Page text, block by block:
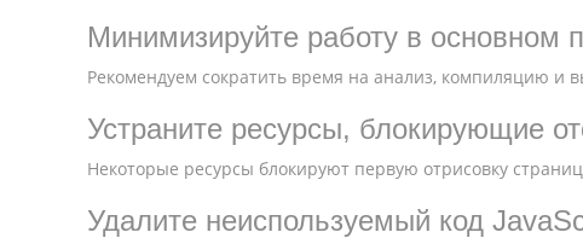
Минимизируйте работу в основном
Рекомендуем сократить время на анализ, компиляцию и
Устраните ресурсы, блокирующие
Некоторые ресурсы блокируют первую отрисовку
Удалите неиспользуемый код